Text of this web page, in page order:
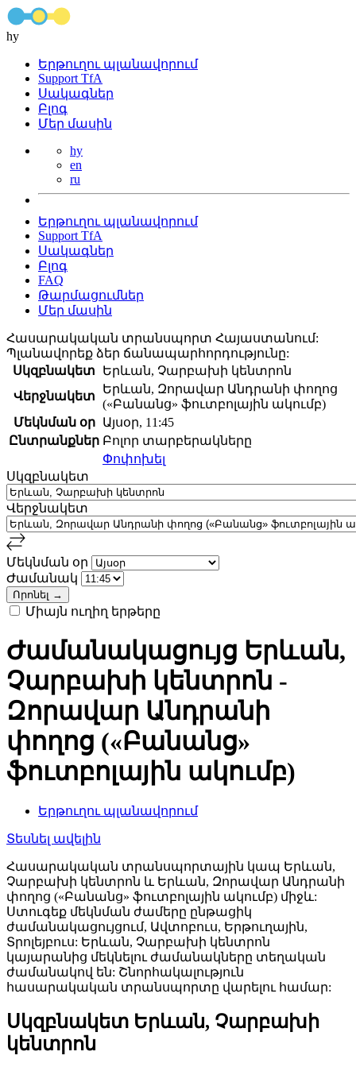
hy
Երթուղու պլանավորում
Support TfA
Սակագներ
Բլոգ
Մեր մասին
hy
en
ru
Երթուղու պլանավորում
Support TfA
Սակագներ
Բլոգ
FAQ
Թարմացումներ
Մեր մասին
Հասարակական տրանսպորտ Հայաստանում:
Պլանավորեք ձեր ճանապարհորդությունը:
Սկզբնակետ
Երևան, Չարբախի կենտրոն
Վերջնակետ
Երևան, Զորավար Անդրանի փողոց
(«Բանանց» ֆուտբոլային ակումբ)
Մեկնման օր
Այսօր, 11:45
Ընտրանքներ Բոլոր տարբերակները
Փոփոխել
Սկզբնակետ
Վերջնակետ
Մեկնման օր
Ժամանակ
Միայն ուղիղ երթերը
Ժամանակացույց Երևան,
Չարբախի կենտրոն -
Զորավար Անդրանի
փողոց («Բանանց»
ֆուտբոլային ակումբ)
Երթուղու պլանավորում
Տեսնել ավելին
Հասարակական տրանսպորտային կապ Երևան,
Չարբախի կենտրոն և Երևան, Զորավար Անդրանի
փողոց («Բանանց» ֆուտբոլային ակումբ) միջև:
Ստուգեք մեկնման ժամերը ընթացիկ
ժամանակացույցում, Ավտոբուս, Երթուղային,
Տրոլեյբուս: Երևան, Չարբախի կենտրոն
կայարանից մեկնելու ժամանակները տեղական
ժամանակով են: Շնորհակալություն
հասարակական տրանսպորտը վարելու համար:
Սկզբնակետ Երևան, Չարբախի
կենտրոն